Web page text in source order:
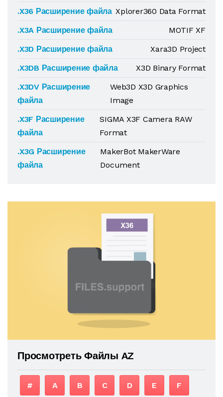
.X36 Расширение файла Xplorer360 Data Format
.X3A Расширение файла
MOTIF XF
.X3D Расширение файла
Xara3D Project
.X3DB Расширение файла
X3D Binary Format
.X3DV Расширение
файла
Web3D X3D Graphics
Image
.X3F Расширение
файла
SIGMA X3F Camera RAW
Format
.X3G Расширение
файла
MakerBot MakerWare
Document
Просмотреть Файлы AZ
# A B C D E F